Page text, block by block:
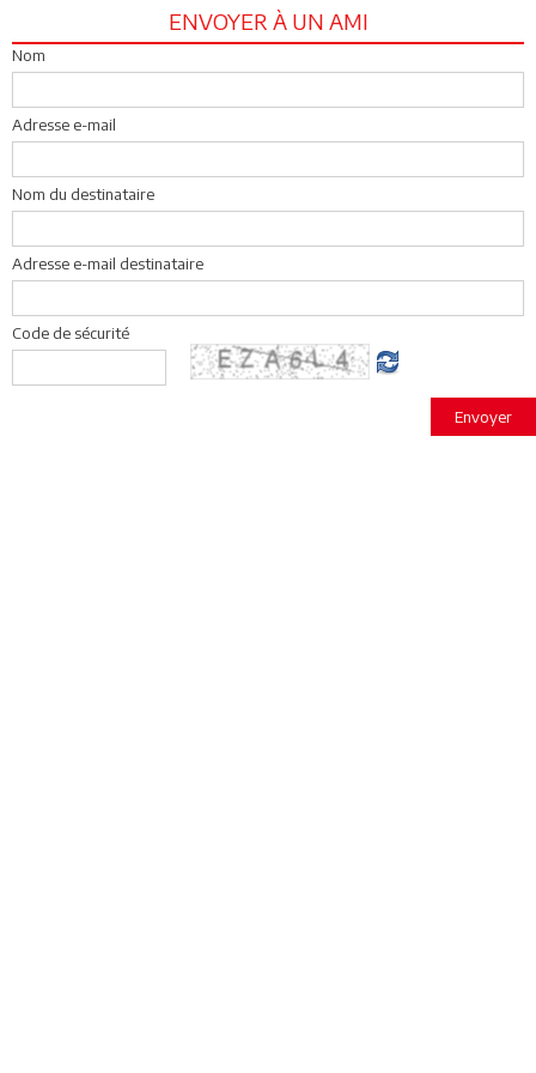
ENVOYER À UN AMI
Nom
Adresse e-mail
Nom du destinataire
Adresse e-mail destinataire
Code de sécurité
Envoyer